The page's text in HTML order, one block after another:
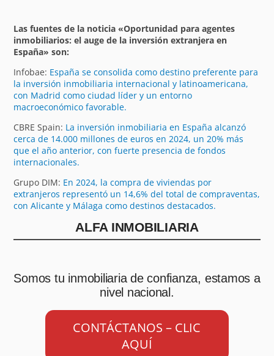
Las fuentes de la noticia «Oportunidad para agentes
inmobiliarios: el auge de la inversión extranjera en
España» son:
Infobae: España se consolida como destino preferente para
la inversión inmobiliaria internacional y latinoamericana,
con Madrid como ciudad líder y un entorno
macroeconómico favorable.
CBRE Spain: La inversión inmobiliaria en España alcanzó
cerca de 14.000 millones de euros en 2024, un 20% más
que el año anterior, con fuerte presencia de fondos
internacionales.
Grupo DIM: En 2024, la compra de viviendas por
extranjeros representó un 14,6% del total de compraventas,
con Alicante y Málaga como destinos destacados.
ALFA INMOBILIARIA
Somos tu inmobiliaria de confianza, estamos a
nivel nacional.
CONTÁCTANOS – CLIC
AQUÍ